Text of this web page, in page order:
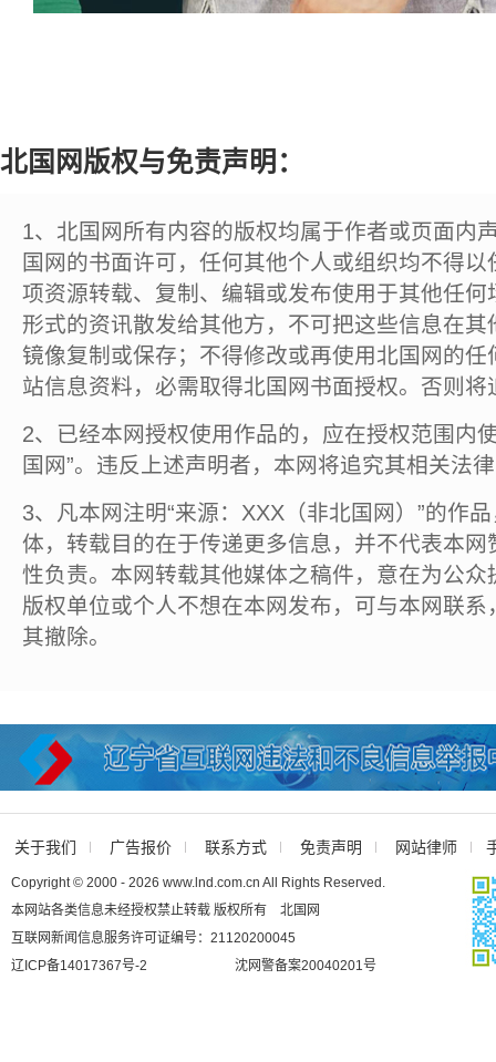
北国网版权与免责声明：
1、北国网所有内容的版权均属于作者或页面内
国网的书面许可，任何其他个人或组织均不得
项资源转载、复制、编辑或发布使用于其他任
形式的资讯散发给其他方，不可把这些信息在
镜像复制或保存；不得修改或再使用北国网的
站信息资料，必需取得北国网书面授权。否则将
2、已经本网授权使用作品的，应在授权范围内
国网”。违反上述声明者，本网将追究其相关法
3、凡本网注明“来源：XXX（非北国网）”的作
体，转载目的在于传递更多信息，并不代表本
性负责。本网转载其他媒体之稿件，意在为公
版权单位或个人不想在本网发布，可与本网联
其撤除。
关于我们 广告报价 联系方式 免责声明 网站律师
Copyright © 2000 - 2026 www.lnd.com.cn All Rights Reserved.
本网站各类信息未经授权禁止转载 版权所有 北国网
互联网新闻信息服务许可证编号：21120200045
辽ICP备14017367号-2
沈网警备案20040201号